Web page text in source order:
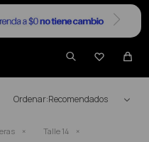

TALLE 14
Recomendados
Talle 14